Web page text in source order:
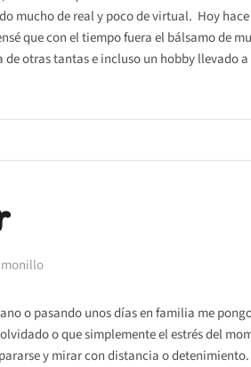
mucho de real y poco de virtual. Hoy
que con el tiempo fuera el bálsamo de
otras tantas e incluso un hobby llevado a
monillo
o pasando unos días en familia me
o que simplemente el estrés del
y mirar con distancia o detenimiento.